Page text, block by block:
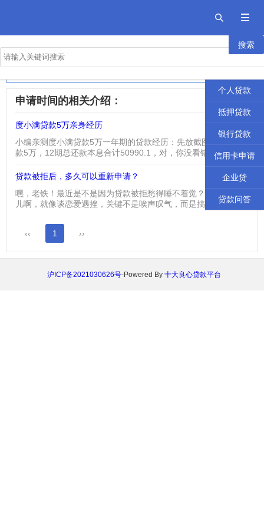


首页
贷款攻略
个人贷款
抵押贷款
银行贷款
信用卡申请
企业贷
贷款问答
搜索
2026年十大良心贷款平台
正规网贷前十名的排行榜
申请时间的相关介绍：
度小满贷款5万亲身经历
小编亲测度小满贷款5万一年期的贷款经历：先放截图吧： 总借
款5万，12期总还款本息合计50990.1，对，你没看错，就是本
息加起来一共50990.1，相当于利息一共是990.1元。 在网上看
到有人说被坑了，利息高之类的话，小编在此要说一下了，在你
借出来之前，也就是在你贷款提现之前，这个还款计划表会出来
的，每个人的利息是不一样的，如果高了完全可以选...
2026-01-04
贷款被拒后，多久可以重新申请？
嘿，老铁！最近是不是因为贷款被拒愁得睡不着觉？别慌，这事
儿啊，就像谈恋爱遇挫，关键不是唉声叹气，而是搞明白问题出
贷款被拒后到底多久能再申请，以及中间这段时间咱该咋整！
一、别急！先搞懂为啥“被拒”申请贷款被拒，就像考试不及格，
你瞅瞅中招没：征信报告亮红灯：比如有逾期记录、查...
‹‹ 1 ››
沪ICP备2021030626号-Powered By 十大良心贷款平台